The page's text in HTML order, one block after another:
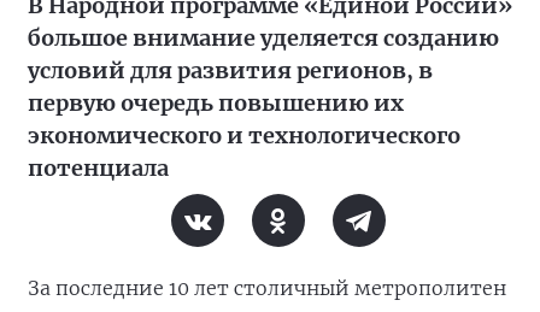
большое внимание уделяется созданию
условий для развития регионов, в
первую очередь повышению их
экономического и технологического
потенциала
За последние 10 лет столичный метрополитен